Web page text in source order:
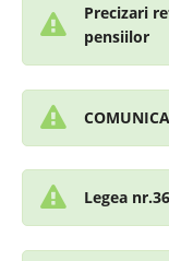
Precizari
pensiilor
Legea